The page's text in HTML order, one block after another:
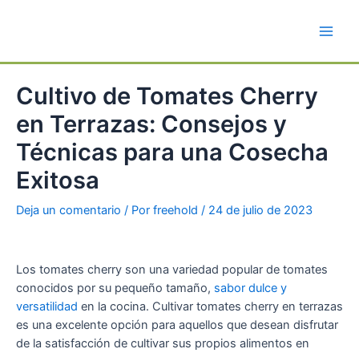
Cultivo de Tomates Cherry
en Terrazas: Consejos y
Técnicas para una Cosecha
Exitosa
Deja un comentario / Por freehold / 24 de julio de 2023
Los tomates cherry son una variedad popular de tomates
conocidos por su pequeño tamaño, sabor dulce y
versatilidad en la cocina. Cultivar tomates cherry en terrazas
es una excelente opción para aquellos que desean disfrutar
de la satisfacción de cultivar sus propios alimentos en